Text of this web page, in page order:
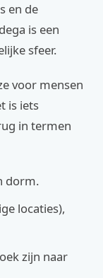
en de
is een
sfeer.
voor mensen
is iets
in termen
dorm.
locaties),
zijn naar